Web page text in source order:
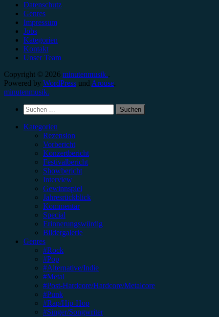
Datenschutz
Genres
Impressum
Jobs
Kategorien
Kontakt
Unser Team
Copyright © 2026 minutenmusik..
Powered by WordPress und Arouse.
minutenmusik.
Suchen
nach:
Kategorien
Rezension
Vorbericht
Konzertbericht
Festivalbericht
Showbericht
Interview
Gewinnspiel
Jahresrückblick
Kommentar
Special
Erinnerungswürdig
Bildergalerie
Genres
#Rock
#Pop
#Alternative/Indie
#Metal
#Post-Hardcore/Hardcore/Metalcore
#Punk
#Rap/Hip-Hop
#Singer/Songwriter